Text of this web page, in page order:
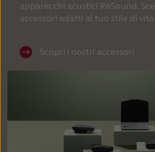
apparecchi acustici ReSound.
accessori adatti al tuo stile di vita.
Scopri i nostri accessori